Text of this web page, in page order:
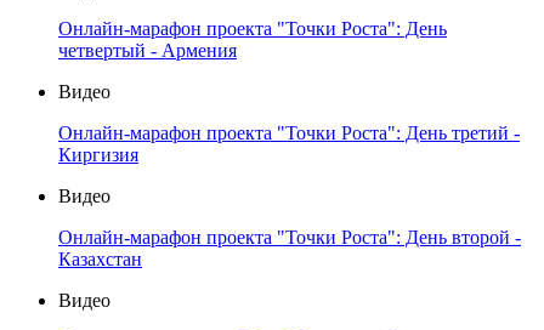
Онлайн-марафон проекта "Точки Роста": День
четвертый - Армения
Видео
Онлайн-марафон проекта "Точки Роста": День третий -
Киргизия
Видео
Онлайн-марафон проекта "Точки Роста": День второй -
Казахстан
Видео